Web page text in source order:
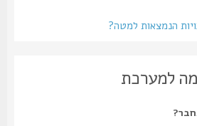
הנמצאות למטה?
למערכת